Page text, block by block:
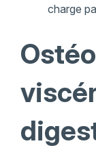
charge